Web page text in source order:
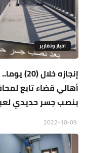
اخبار وتقارير
إنجازه
أهالي قضاء تابع
بنصب جسر حديدي